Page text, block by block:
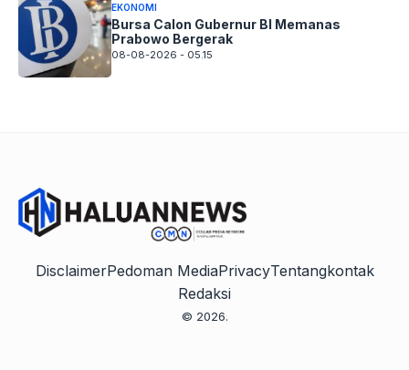
EKONOMI
Bursa Calon Gubernur BI Memanas
Prabowo Bergerak
08-08-2026 - 05.15
DisclaimerPedoman MediaPrivacyTentangkontak
Redaksi
© 2026.